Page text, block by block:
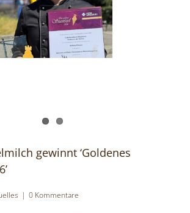
gewinnt ‘Goldenes
| 0 Kommentare